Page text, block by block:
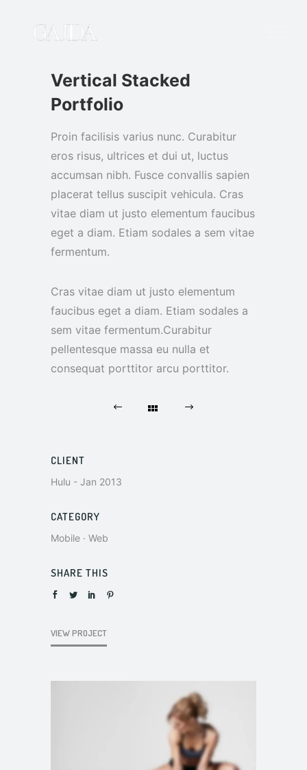
Vertical Stacked
Portfolio
Proin facilisis varius nunc. Curabitur
eros risus, ultrices et dui ut, luctus
accumsan nibh. Fusce convallis sapien
placerat tellus suscipit vehicula. Cras
vitae diam ut justo elementum faucibus
eget a diam. Etiam sodales a sem vitae
fermentum.
Cras vitae diam ut justo elementum
faucibus eget a diam. Etiam sodales a
sem vitae fermentum.Curabitur
pellentesque massa eu nulla et
consequat porttitor arcu porttitor.
CLIENT
Hulu - Jan 2013
CATEGORY
Mobile · Web
SHARE THIS
VIEW PROJECT